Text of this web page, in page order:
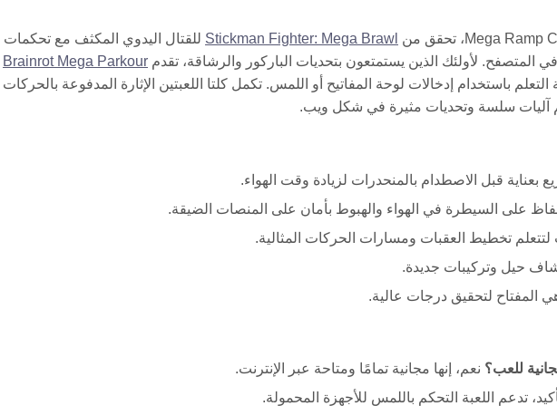
Stickman Fighter: Mega Brawl للقتال اليدوي المكثف مع تحكمات
المتصفح. لأولئك الذين يستمتعون بتحديات الباركور والرشاقة، تقدم Brainrot Mega Parkour
باستخدام إدخالات لوحة المفاتيح أو اللمس. تكمل كلتا اللعبتين الإثارة المدفوعة
بعناية قبل الاصطدام بالمنحدرات لزيادة وقت الهواء.
على السيطرة في الهواء والهبوط بأمان على المنصات الضيقة.
تخطيط العقبات ومسارات الحركات المثالية.
حيل وتركيبات جديدة.
المفتاح لتحقيق درجات عالية.
نعم، إنها مجانية تمامًا ومتاحة عبر الإنترنت.
تدعم اللعبة التحكم باللمس للأجهزة المحمولة.